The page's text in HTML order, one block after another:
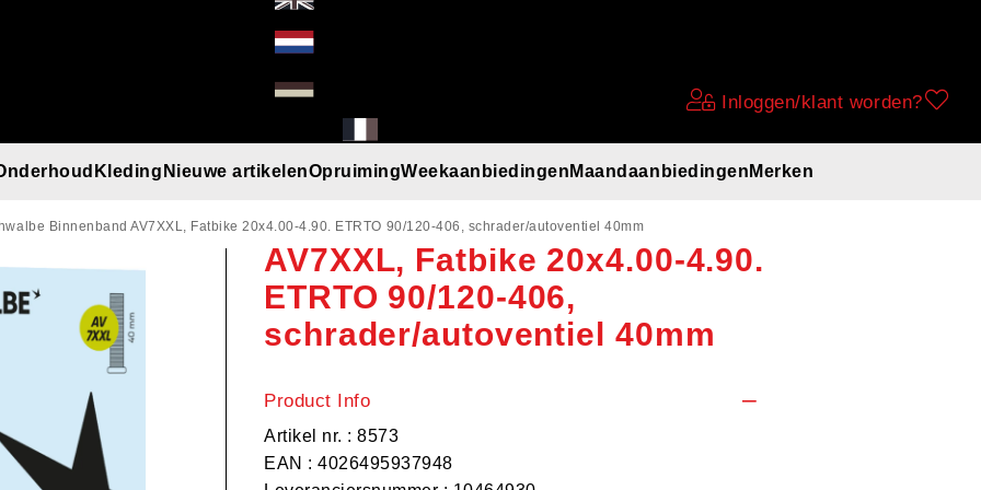
Inloggen/klant worden?
Kleding
Handschoenen
Helmen
Mutsen
Paraplu
Regenkleding
T-Shirt/Truien/Bodywarmers
Zonnebrillen
Nieuwe artikelenOpruimingWeekaanbiedingen Maandaanbiedingen Merken
Binnenband AV7XXL, Fatbike 20x4.00-4.90. ETRTO 90/120-406, schrader/autoventiel 40mm
Schwalbe Binnenband
AV7XXL, Fatbike 20x4.00-4.90.
ETRTO 90/120-406,
schrader/autoventiel 40mm
Product Info
Artikel nr. : 8573
EAN : 4026495937948